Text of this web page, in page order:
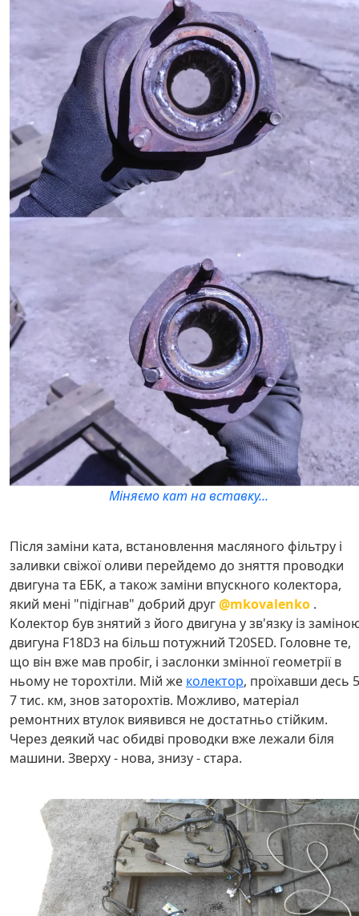
Міняємо кат на вставку...
Після заміни ката, встановлення масляного фільтру і
заливки свіжої оливи перейдемо до зняття проводки
двигуна та ЕБК, а також заміни впускного колектора,
який мені "підігнав" добрий друг@mkovalenko .
Колектор був знятий з його двигуна у зв'язку із
двигуна F18D3 на більш потужний T20SED. Головне те,
що він вже мав пробіг, і заслонки змінної геометрії в
ньому не торохтіли. Мій же колектор, проїхавши десь
7 тис. км, знов заторохтів. Можливо, матеріал
ремонтних втулок виявився не достатньо стійким.
Через деякий час обидві проводки вже лежали біля
машини. Зверху - нова, знизу - стара.